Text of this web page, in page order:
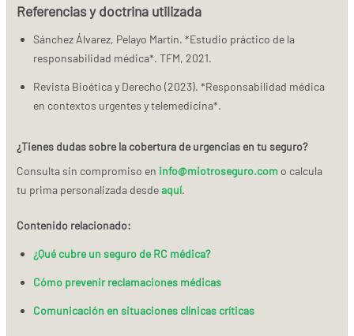
Referencias y doctrina utilizada
Sánchez Álvarez, Pelayo Martín. *Estudio práctico de la
responsabilidad médica*. TFM, 2021.
Revista Bioética y Derecho (2023). *Responsabilidad médica
en contextos urgentes y telemedicina*.
¿Tienes dudas sobre la cobertura de urgencias en tu seguro?
Consulta sin compromiso en info@miotroseguro.com o calcula
tu prima personalizada desdeaquí.
Contenido relacionado:
¿Qué cubre un seguro de RC médica?
Cómo prevenir reclamaciones médicas
Comunicación en situaciones clínicas críticas